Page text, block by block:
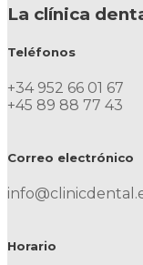
La clínica
Teléfonos
+34 952 66 01 67
+45 89 88 77 43
Correo electrónico
Horario